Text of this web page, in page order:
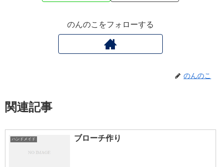
のんのこをフォローする
のんのこ
関連記事
ハンドメイド ブローチ作り